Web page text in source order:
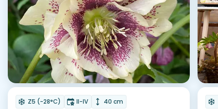
Odober do zoznamu želaní
Mrazuvzdornosť
Z5 (-28°C) Doba kvitnutia
II-IV Výška rastliny
40 cm